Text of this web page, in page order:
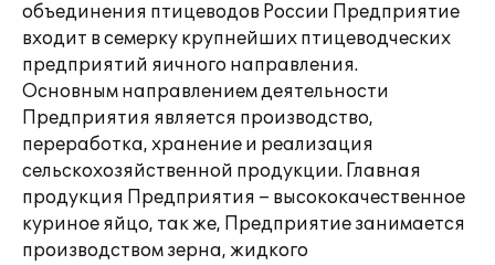
объединения птицеводов России Предприятие
входит в семерку крупнейших птицеводческих
предприятий яичного направления.
Основным направлением деятельности
Предприятия является производство,
переработка, хранение и реализация
сельскохозяйственной продукции. Главная
продукция Предприятия – высококачественное
куриное яйцо, так же, Предприятие занимается
производством зерна, жидкого